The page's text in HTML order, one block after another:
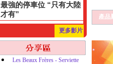
最強的停車位 “只有大陸
才有”
更多影片
Les Beaux Frères - Serviette
產品